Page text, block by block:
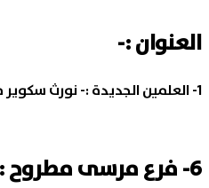
العنوان :-
1- العلمين الجديدة :- نورث سكوير
6- فرع مرسى مطروح :-